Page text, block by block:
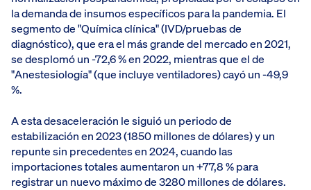
la demanda de insumos específicos para la pandemia. El
segmento de "Química clínica" (IVD/pruebas de
diagnóstico), que era el más grande del mercado en 2021,
se desplomó un -72,6 % en 2022, mientras que el de
"Anestesiología" (que incluye ventiladores) cayó un -49,9
%.
A esta desaceleración le siguió un periodo de
estabilización en 2023 (1850 millones de dólares) y un
repunte sin precedentes en 2024, cuando las
importaciones totales aumentaron un +77,8 % para
registrar un nuevo máximo de 3280 millones de dólares.